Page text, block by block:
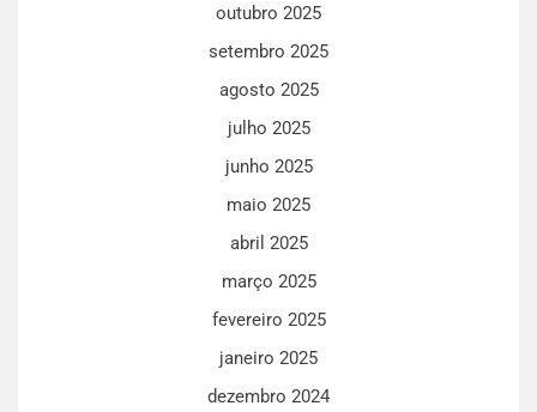
outubro 2025
setembro 2025
agosto 2025
julho 2025
junho 2025
maio 2025
abril 2025
março 2025
fevereiro 2025
janeiro 2025
dezembro 2024